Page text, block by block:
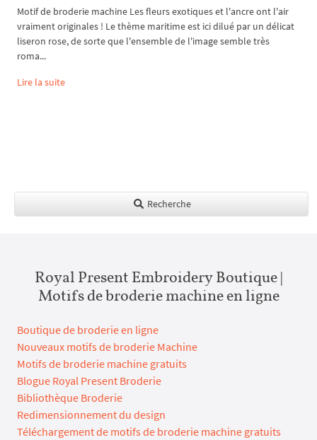
Motif de broderie machine Les fleurs exotiques et l'ancre ont l'air
vraiment originales ! Le thème maritime est ici dilué par un délicat
liseron rose, de sorte que l'ensemble de l'image semble très
roma...
Lire la suite
Recherche
Royal Present Embroidery Boutique |
Motifs de broderie machine en ligne
Boutique de broderie en ligne
Nouveaux motifs de broderie Machine
Motifs de broderie machine gratuits
Blogue Royal Present Broderie
Bibliothèque Broderie
Redimensionnement du design
Téléchargement de motifs de broderie machine gratuits